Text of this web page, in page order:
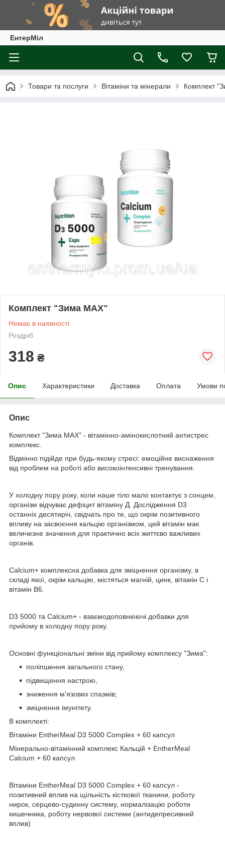
ЕнтерМіл
Товари та послуги Вітаміни та мінерали Комплект
Комплект "Зима MAX"
Немає в наявності
Роздріб
318 ₴
Опис Характеристики Доставка Оплата Умови
Опис
Комплект "Зима MAX" - вітамінно-амінокислотний антистрес
комплекс.
Відмінно підійде при будь-якому стресі: емоційне виснаження
від проблем на роботі або високоінтенсивні тренування.
У холодну пору року, коли наше тіло мало контактує з сонцем,
організм відчуває дефіцит вітаміну Д. Дослідження D3
останніх десятиріч, свідчать про те, що окрім позитивного
впливу на засвоєння кальцію організмом, цей вітамін має
величезне значення для практично всіх життєво важливих
органів.
Calcium+ комплексна добавка для зміцнення організму, в
складі якої, окрім кальцію, містяться магній, цинк, вітамін С і
вітамін В6.
D3 5000 та Calcium+ - взаємодоповнюючі добавки для
прийому в холодну пору року.
Основні функціональні зміни від прийому комплексу "Зима":
поліпшення загального стану,
підвищення настрою,
зниження м'язових спазмів;
зміцнення імунітету.
В комплекті:
Вітаміни EntherMeal D3 5000 Complex + 60 капсул
Мінерально-вітамінний комплекс Кальцій + EntherMeal
Calcium + 60 капсул
Вітаміни EntherMeal D3 5000 Complex + 60 капсул -
позитивний вплив на щільність кісткової тканини, роботу
нирок, серцево-судинну систему, нормалізацію роботи
кишечника, роботу нервової системи (антидепресивний
вплив)